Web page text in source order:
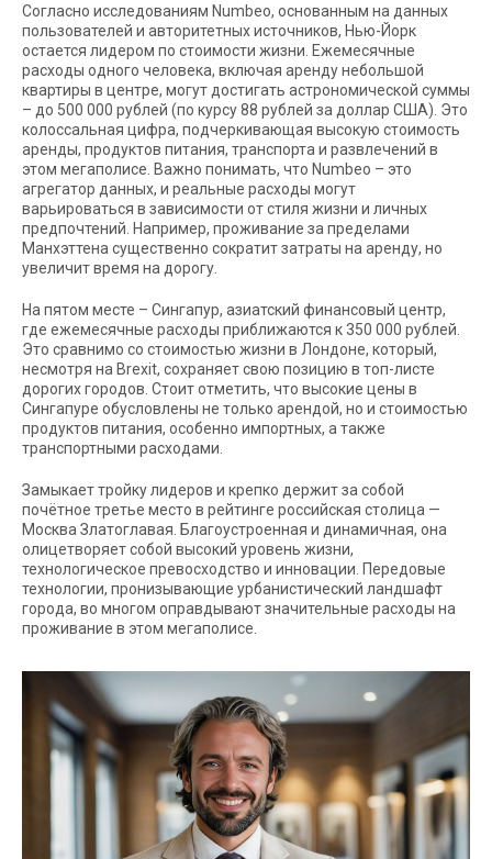
Согласно исследованиям Numbeo, основанным на данных
пользователей и авторитетных источников, Нью-Йорк
остается лидером по стоимости жизни. Ежемесячные
расходы одного человека, включая аренду небольшой
квартиры в центре, могут достигать астрономической суммы
– до 500 000 рублей (по курсу 88 рублей за доллар США). Это
колоссальная цифра, подчеркивающая высокую стоимость
аренды, продуктов питания, транспорта и развлечений в
этом мегаполисе. Важно понимать, что Numbeo – это
агрегатор данных, и реальные расходы могут
варьироваться в зависимости от стиля жизни и личных
предпочтений. Например, проживание за пределами
Манхэттена существенно сократит затраты на аренду, но
увеличит время на дорогу.
На пятом месте – Сингапур, азиатский финансовый центр,
где ежемесячные расходы приближаются к 350 000 рублей.
Это сравнимо со стоимостью жизни в Лондоне, который,
несмотря на Brexit, сохраняет свою позицию в топ-листе
дорогих городов. Стоит отметить, что высокие цены в
Сингапуре обусловлены не только арендой, но и стоимостью
продуктов питания, особенно импортных, а также
транспортными расходами.
Замыкает тройку лидеров и крепко держит за собой
почётное третье место в рейтинге российская столица —
Москва Златоглавая. Благоустроенная и динамичная, она
олицетворяет собой высокий уровень жизни,
технологическое превосходство и инновации. Передовые
технологии, пронизывающие урбанистический ландшафт
города, во многом оправдывают значительные расходы на
проживание в этом мегаполисе.